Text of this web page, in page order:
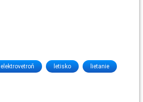
elektrovetroň letisko lietanie